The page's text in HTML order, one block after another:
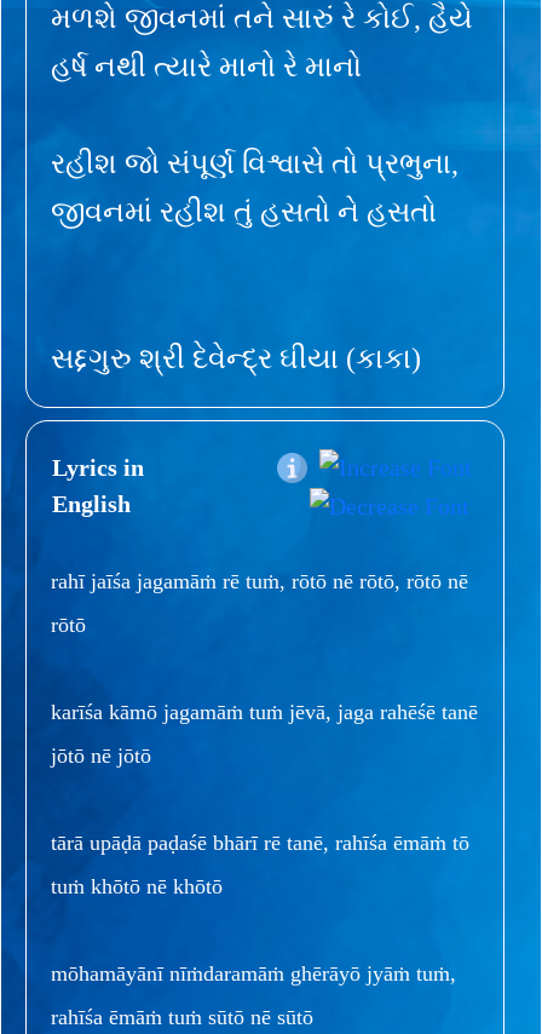
મળશે જીવનમાં તને સારું રે કોઈ, હૈયે
હર્ષ નથી ત્યારે માનો રે માનો
રહીશ જો સંપૂર્ણ વિશ્વાસે તો પ્રભુના,
જીવનમાં રહીશ તું હસતો ને હસતો
સદ્દગુરુ શ્રી દેવેન્દ્ર ઘીયા (કાકા)
Lyrics in
English
rahī jaīśa jagamāṁ rē tuṁ, rōtō nē rōtō, rōtō nē
rōtō
karīśa kāmō jagamāṁ tuṁ jēvā, jaga rahēśē tanē
jōtō nē jōtō
tārā upāḍā paḍaśē bhārī rē tanē, rahīśa ēmāṁ tō
tuṁ khōtō nē khōtō
mōhamāyānī nīṁdaramāṁ ghērāyō jyāṁ tuṁ,
rahīśa ēmāṁ tuṁ sūtō nē sūtō